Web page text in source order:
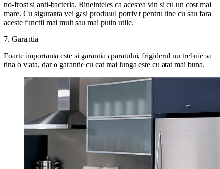
no-frost si anti-bacteria. Bineinteles ca acestea vin si cu un cost mai
mare. Cu siguranta vei gasi produsul potrivit pentru tine cu sau fara
aceste functii mai mult sau mai putin utile.
7. Garantia
Foarte importanta este si garantia aparatului, frigiderul nu trebuie sa
tina o viata, dar o garantie cu cat mai lunga este cu atat mai buna.